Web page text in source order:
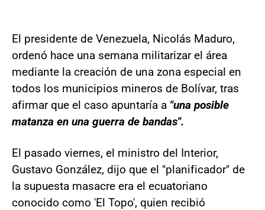
El presidente de Venezuela, Nicolás Maduro,
ordenó hace una semana militarizar el área
mediante la creación de una zona especial en
todos los municipios mineros de Bolívar, tras
afirmar que el caso apuntaría a "una posible
matanza en una guerra de bandas".
El pasado viernes, el ministro del Interior,
Gustavo González, dijo que el "planificador" de
la supuesta masacre era el ecuatoriano
conocido como 'El Topo', quien recibió